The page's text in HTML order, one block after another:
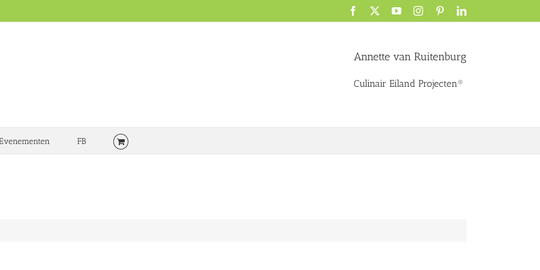
Facebook YouTubeInstagramPinterestLinkedIn
Annette van Ruitenburg
Culinair Eiland Projecten®
FB